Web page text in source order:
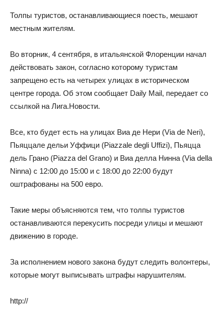
Толпы туристов, останавливающиеся поесть, мешают
местным жителям.
Во вторник, 4 сентября, в итальянской Флоренции начал
действовать закон, согласно которому туристам
запрещено есть на четырех улицах в историческом
центре города. Об этом сообщает Daily Mail, передает со
ссылкой на Лига.Новости.
Все, кто будет есть на улицах Виа де Нери (Via de Neri),
Пьяццале дельи Уффици (Piazzale degli Uffizi), Пьяцца
дель Грано (Piazza del Grano) и Виа делла Нинна (Via della
Ninna) с 12:00 до 15:00 и с 18:00 до 22:00 будут
оштрафованы на 500 евро.
Такие меры объясняются тем, что толпы туристов
останавливаются перекусить посреди улицы и мешают
движению в городе.
За исполнением нового закона будут следить волонтеры,
которые могут выписывать штрафы нарушителям.
http://